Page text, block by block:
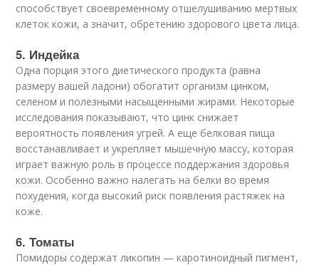
способствует своевременному отшелушиванию мертвых
клеток кожи, а значит, обретению здорового цвета лица.
5. Индейка
Одна порция этого диетического продукта (равна
размеру вашей ладони) обогатит организм цинком,
селеном и полезными насыщенными жирами. Некоторые
исследования показывают, что цинк снижает
вероятность появления угрей. А еще белковая пища
восстанавливает и укрепляет мышечную массу, которая
играет важную роль в процессе поддержания здоровья
кожи. Особенно важно налегать на белки во время
похудения, когда высокий риск появления растяжек на
коже.
6. Томаты
Помидоры содержат ликопин — каротиноидный пигмент,